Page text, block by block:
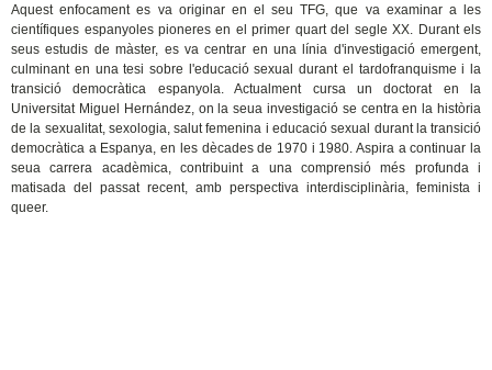
Aquest enfocament es va originar en el seu TFG, que va examinar a les
científiques espanyoles pioneres en el primer quart del segle XX. Durant els
seus estudis de màster, es va centrar en una línia d'investigació emergent,
culminant en una tesi sobre l'educació sexual durant el tardofranquisme i la
transició democràtica espanyola. Actualment cursa un doctorat en la
Universitat Miguel Hernández, on la seua investigació se centra en la història
de la sexualitat, sexologia, salut femenina i educació sexual durant la transició
democràtica a Espanya, en les dècades de 1970 i 1980. Aspira a continuar la
seua carrera acadèmica, contribuint a una comprensió més profunda i
matisada del passat recent, amb perspectiva interdisciplinària, feminista i
queer.